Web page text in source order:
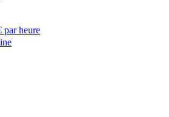
par heure